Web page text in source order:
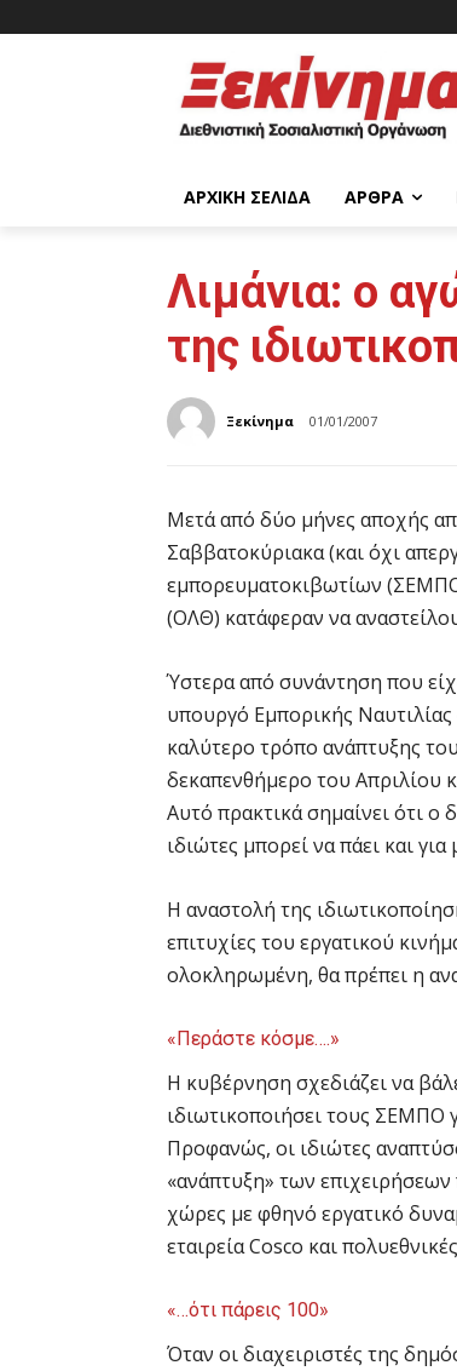
ΑΡΧΙΚΉ ΣΕΛΊΔΑ ΆΡΘΡΑ
Λιμάνια: ο
της
Ξεκίνημα 01/01/2007
Μετά από δύο μήνες αποχής
Σαββατοκύριακα (και όχι
εμπορευματοκιβωτίων
(ΟΛΘ) κατάφεραν να
Ύστερα από συνάντηση που
υπουργό Εμπορικής
καλύτερο τρόπο ανάπτυξης
δεκαπενθήμερο του Απριλίου
Αυτό πρακτικά σημαίνει ότι
ιδιώτες μπορεί να πάει και για
Η αναστολή της
επιτυχίες του εργατικού
ολοκληρωμένη, θα πρέπει η
«Περάστε κόσμε….»
Η κυβέρνηση σχεδιάζει να
ιδιωτικοποιήσει τους ΣΕΜΠΟ
Προφανώς, οι ιδιώτες
«ανάπτυξη» των
χώρες με φθηνό εργατικό
εταιρεία Cosco και
«…ότι πάρεις 100»
Όταν οι διαχειριστές της